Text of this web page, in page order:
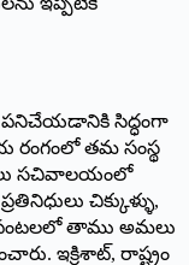
పనిచేయడానికి సిద్ధంగా
తమ సంస్థ
సచివాలయంలో
చిక్కుళ్ళు,
తాము అమలు
ఇక్రిశాట్‌, రాష్ట్రం